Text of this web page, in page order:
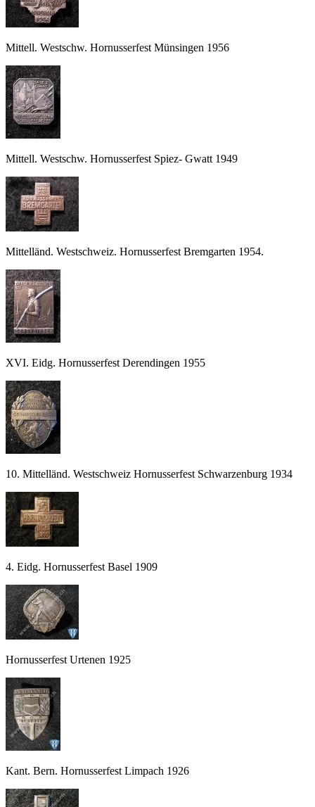
Mittell. Westschw. Hornusserfest Münsingen 1956
Mittell. Westschw. Hornusserfest Spiez- Gwatt 1949
Mittelländ. Westschweiz. Hornusserfest Bremgarten 1954.
XVI. Eidg. Hornusserfest Derendingen 1955
10. Mittelländ. Westschweiz Hornusserfest Schwarzenburg 1934
4. Eidg. Hornusserfest Basel 1909
Hornusserfest Urtenen 1925
Kant. Bern. Hornusserfest Limpach 1926